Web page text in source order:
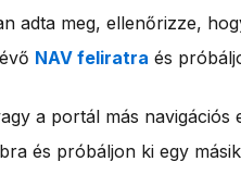
adta meg, ellenőrizze,
NAV feliratra és
a portál más
és próbáljon ki egy